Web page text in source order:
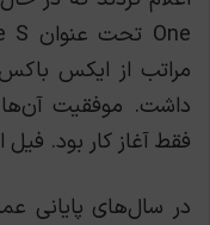
مراتب از ایکس‌
داشت. موفقیت
فقط آغاز کار بود.
در سال‌های پایانی